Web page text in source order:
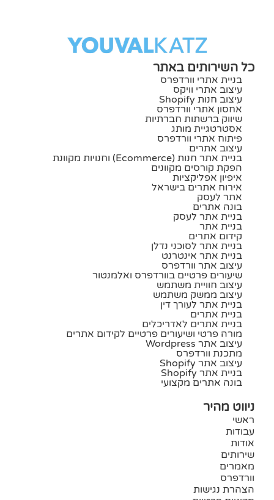
כל השירותים באתר
בניית אתרי וורדפרס
עיצוב אתרי וויקס
עיצוב חנות Shopify
אחסון אתרי וורדפרס
שיווק ברשתות חברתיות
אסטרטגיית מותג
פיתוח אתרי וורדפרס
עיצוב אתרים
בניית אתר חנות (ecommerce) וחנויות מקוונת
הפקת קורסים מקוונים
איפיון אפליקציות
אירוח אתרים בישראל
אתר לעסק
בונה אתרים
בניית אתר לעסק
בניית אתר
קידום אתרים
בניית אתר לסוכני נדלן
בניית אתר אינטרנט
עיצוב אתר וורדפרס
שיעורים פרטיים בוורדפרס ואלמנטור
עיצוב חוויית משתמש
עיצוב ממשק משתמש
בניית אתר לעורך דין
בניית אתרים
בניית אתרים לאדריכלים
מורה פרטי ושיעורים פרטיים לקידום אתרים
עיצוב אתר Wordpress
מתכנת וורדפרס
עיצוב אתר Shopify
בניית אתר Shopify
בונה אתרים מקצועי
ניווט מהיר
ראשי
עבודות
אודות
שירותים
מאמרים
וורדפרס
הצהרת נגישות